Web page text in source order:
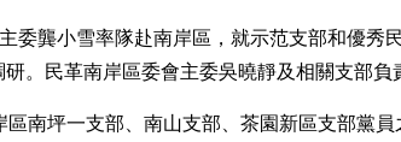
委龔小雪率隊赴南岸區，就示范支部和優秀
。民革南岸區委會主委吳曉靜及相關支部負
南坪一支部、南山支部、茶園新區支部黨